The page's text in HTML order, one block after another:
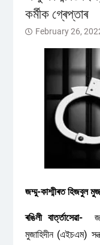
কৰ্মীক গ্ৰেপ্তাৰ
February 26,
জম্মু-কাশ্মীৰত হিজবুল
ৰঙিলী বাৰ্ত্তাসেৱা-
মুজাহিদীন (এইচএম)